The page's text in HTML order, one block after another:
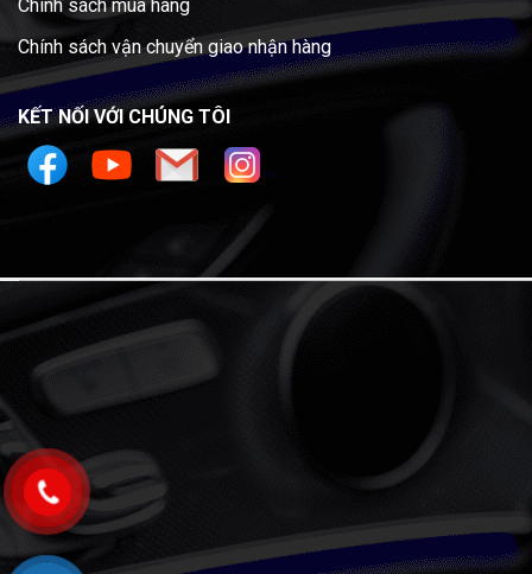
Chính sách mua hàng
Chính sách vận chuyển giao nhận hàng
KẾT NỐI VỚI CHÚNG TÔI